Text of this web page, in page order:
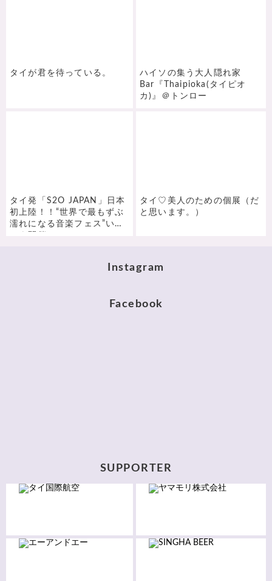
タイが君を待っている。
ハイソの集う大人隠れ家
Bar『Thaipioka(タイピオ
カ)』＠トンロー
タイ発「S2O JAPAN」日本
初上陸！！“世界で最もずぶ
濡れになる音楽フェス”いよ
タイ♡美人のための個展（だ
と思います。）
Instagram
Facebook
SUPPORTER